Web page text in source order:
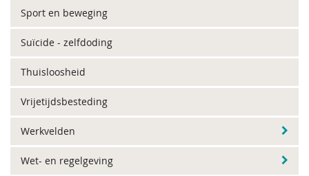
Sport en beweging
Suïcide - zelfdoding
Thuisloosheid
Vrijetijdsbesteding
Werkvelden
Wet- en regelgeving